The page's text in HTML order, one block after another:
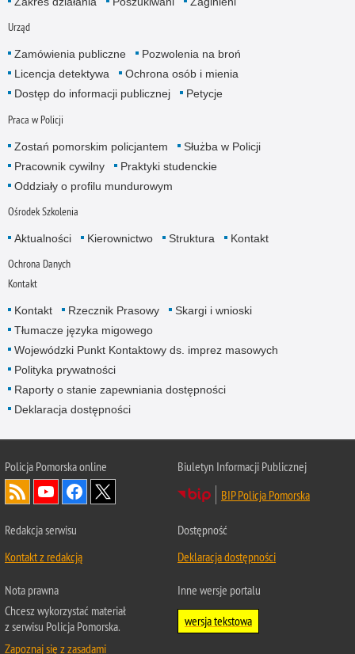
Urząd
Zamówienia publiczne
Pozwolenia na broń
Licencja detektywa
Ochrona osób i mienia
Dostęp do informacji publicznej
Petycje
Praca w Policji
Zostań pomorskim policjantem
Służba w Policji
Pracownik cywilny
Praktyki studenckie
Oddziały o profilu mundurowym
Ośrodek Szkolenia
Aktualności Kierownictwo Struktura Kontakt
Ochrona Danych
Kontakt
Kontakt Rzecznik Prasowy
Skargi i wnioski
Tłumacze języka migowego
Wojewódzki Punkt Kontaktowy ds. imprez masowych
Polityka prywatności
Raporty o stanie zapewniania dostępności
Deklaracja dostępności
Policja Pomorska online
Biuletyn Informacji Publicznej
BIP Policja Pomorska
Redakcja serwisu
Kontakt z redakcją
Dostępność
Deklaracja dostępności
Nota prawna
Chcesz wykorzystać materiał
z serwisu Policja Pomorska.
Zapoznaj się z zasadami
Inne wersje portalu
wersja tekstowa